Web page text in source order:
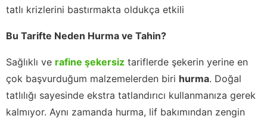
tatlı krizlerini bastırmakta oldukça etkili
Bu Tarifte Neden Hurma ve Tahin?
Sağlıklı ve rafine şekersiz tariflerde şekerin yerine en
çok başvurduğum malzemelerden biri hurma. Doğal
tatlılığı sayesinde ekstra tatlandırıcı kullanmanıza gerek
kalmıyor. Aynı zamanda hurma, lif bakımından zengin